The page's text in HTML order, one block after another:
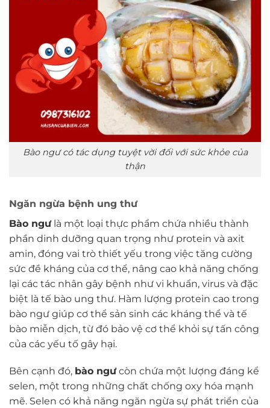
Bào ngư có tác dụng tuyệt vời đối với sức khỏe của
thận
Ngăn ngừa bệnh ung thư
Bào ngưlà một loại thực phẩm chứa nhiều thành
phần dinh dưỡng quan trọng như protein và axit
amin, đóng vai trò thiết yếu trong việc tăng cường
sức đề kháng của cơ thể, nâng cao khả năng chống
lại các tác nhân gây bệnh như vi khuẩn, virus và đặc
biệt là tế bào ung thư. Hàm lượng protein cao trong
bào ngư giúp cơ thể sản sinh các kháng thể và tế
bào miễn dịch, từ đó bảo vệ cơ thể khỏi sự tấn công
của các yếu tố gây hại.
Bên cạnh đó, bào ngưcòn chứa một lượng đáng kể
selen, một trong những chất chống oxy hóa mạnh
mẽ. Selen có khả năng ngăn ngừa sự phát triển của